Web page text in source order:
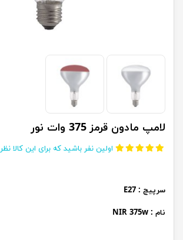
لامپ مادون قرمز 375 وات نور
اولین نفر باشید که برای این کالا
سرپیچ : E27
نام : NIR 375w